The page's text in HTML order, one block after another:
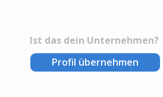
Ist das dein Unternehmen?
Profil übernehmen